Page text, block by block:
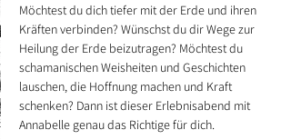
Möchtest du dich tiefer mit der Erde und ihren
Kräften verbinden? Wünschst du dir Wege zur
Heilung der Erde beizutragen? Möchtest du
schamanischen Weisheiten und Geschichten
lauschen, die Hoffnung machen und Kraft
schenken? Dann ist dieser Erlebnisabend mit
Annabelle genau das Richtige für dich.